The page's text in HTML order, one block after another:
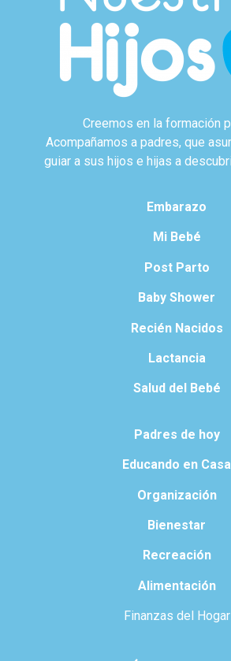
Creemos en la formación
Acompañamos a padres, que
guiar a sus hijos e hijas a
Embarazo
Mi Bebé
Post Parto
Baby Shower
Recién Nacidos
Lactancia
Salud del Bebé
Padres de hoy
Educando en Casa
Organización
Bienestar
Recreación
Alimentación
Finanzas del Hogar